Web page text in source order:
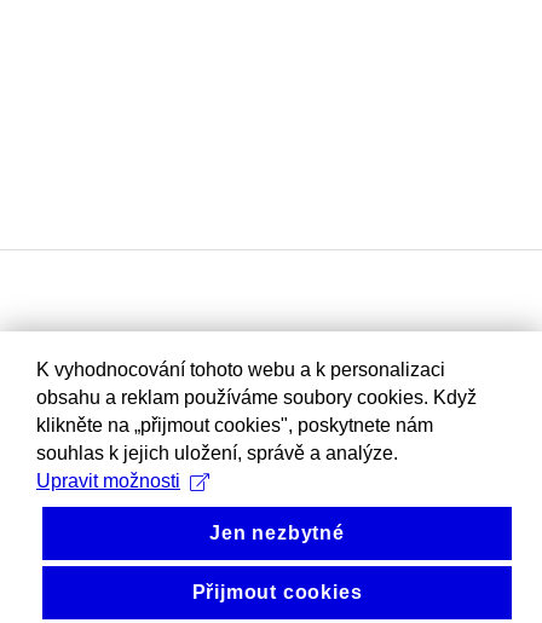
K vyhodnocování tohoto webu a k personalizaci
obsahu a reklam používáme soubory cookies. Když
klikněte na „přijmout cookies", poskytnete nám
souhlas k jejich uložení, správě a analýze.
Upravit možnosti
Jen nezbytné
Přijmout cookies